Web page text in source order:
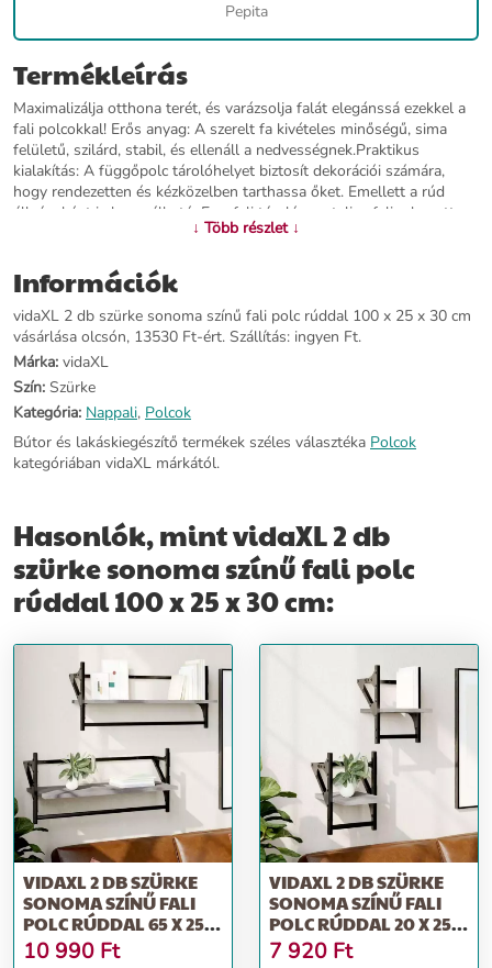
Pepita
Termékleírás
Maximalizálja otthona terét, és varázsolja falát elegánssá ezekkel a
fali polcokkal! Erős anyag: A szerelt fa kivételes minőségű, sima
felületű, szilárd, stabil, és ellenáll a nedvességnek.Praktikus
kialakítás: A függőpolc tárolóhelyet biztosít dekorációi számára,
hogy rendezetten és kézközelben tarthassa őket. Emellett a rúd
állványként is használható. Ez a fali tároló egy teljes falipolcszett
része, lehetővé téve, hogy gyönyörű kombinációt alkosson
kialakítás: A bemutatópolc falra szerelhető, így extra tárolóhelyet
biztosít. Ezáltal maximalizálhatja az alapterületet, és tisztán tarthatja
a környezetét. Jó tudni:A falon belüli csavar(ok) és dugó(k) nem
alaptartozékok. Keressen és használjon a falának megfelelő
csavar(oka)t és dugó(ka)t. Ha bizonytalan, kérje szakember tanácsát.
Gondosan olvassa el és kövesse a használati utasítás minden
lépését.Színe: szürke sonomaAnyaga: szerelt fa, fémMérete: 100 x
25 x 30 cm (Szé x Mé x Ma)Összeszerelést igényel: igenA
szállítmány tartalma:2 db fali polc
↓ Több részlet ↓
Információk
vidaXL 2 db szürke sonoma színű fali polc rúddal 100 x 25 x 30 cm
vásárlása olcsón, 13530 Ft-ért. Szállítás: ingyen Ft.
Márka: vidaXL
Szín: Szürke
Kategória: Nappali, Polcok
Bútor és lakáskiegészítő termékek széles választéka Polcok
kategóriában vidaXL márkától.
Hasonlók, mint vidaXL 2 db
szürke sonoma színű fali polc
rúddal 100 x 25 x 30 cm:
VIDAXL 2 DB SZÜRKE
SONOMA SZÍNŰ FALI
POLC RÚDDAL 65 X 25 X
30 CM
10 990 Ft
VIDAXL 2 DB SZÜRKE
SONOMA SZÍNŰ FALI
POLC RÚDDAL 20 X 25 X
30 CM
7 920 Ft